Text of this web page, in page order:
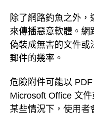
除了網路釣魚之外，
來傳播惡意軟體。網
偽裝成無害的文件或
郵件的幾率。
危險附件可能以
Microsoft Office 文
某些情況下，使用者